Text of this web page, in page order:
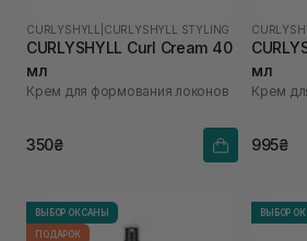
CURLYSHYLL CURLYSHYLL STYLING
CURLYSHYLL Curl Cream 40
мл
Крем для формования локонов
350₴
мл
Крем
995₴
ВЫБОР ОКСАНЫ
ПОДАРОК
ВЫБОР